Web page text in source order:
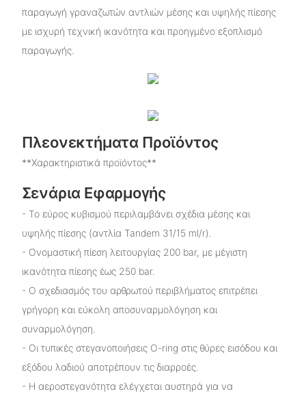
παραγωγή γραναζωτών αντλιών μέσης και υψηλής πίεσης
με ισχυρή τεχνική ικανότητα και προηγμένο εξοπλισμό
παραγωγής.
Πλεονεκτήματα Προϊόντος
**Χαρακτηριστικά προϊόντος**
Σενάρια Εφαρμογής
- Το εύρος κυβισμού περιλαμβάνει σχέδια μέσης και
υψηλής πίεσης (αντλία Tandem 31/15 ml/r).
- Ονομαστική πίεση λειτουργίας 200 bar, με μέγιστη
ικανότητα πίεσης έως 250 bar.
- Ο σχεδιασμός του αρθρωτού περιβλήματος επιτρέπει
γρήγορη και εύκολη αποσυναρμολόγηση και
συναρμολόγηση.
- Οι τυπικές στεγανοποιήσεις O-ring στις θύρες εισόδου και
εξόδου λαδιού αποτρέπουν τις διαρροές.
- Η αεροστεγανότητα ελέγχεται αυστηρά για να